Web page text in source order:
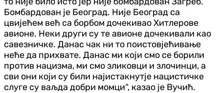
Бомбардован је Београд. Није Београд са
цвијећем већ са борбом дочекивао Хитлерове
авионе. Неки други су те авионе дочекивали као
савезничке. Данас чак ни то поистовјећивање
неће да прихвате. Данас ми који смо се борили
против нацизма, ми смо зликовци и злочинци, а
сви они који су били најистакнутје нацистичке
слуге су ваљда добри момци“, казао је Вучић.